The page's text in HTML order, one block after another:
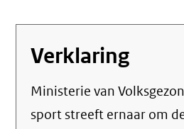
Verklaring
Ministerie van Volksgezondheid, welzijn en
sport streeft ernaar om